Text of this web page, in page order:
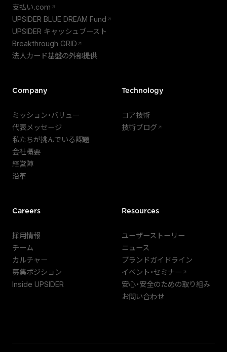
支払い.com
UPSIDER BLUE DREAM Fund
UPSIDER キャッシュブースト
Breakthrough GRID
法人カード基盤の外部提供
Company
ミッション・バリュー
代表メッセージ
私たちが挑んでいる課題
会社概要
経営陣
沿革
Technology
コア技術
技術ブログ
Careers
採用情報
チーム
カルチャー
募集ポジション
Inside UPSIDER
Resources
ユーザーストーリー
ニュース
ブランドガイドライン
イベント・セミナー
安心・安全のための取り組み
お問い合わせ